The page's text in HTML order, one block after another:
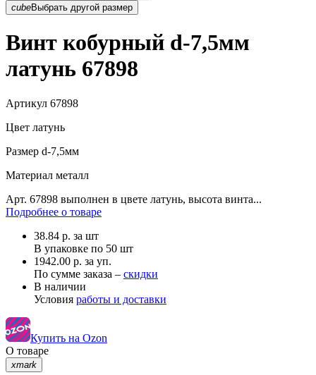
cubeВыбрать другой размер
Винт кобурный d-7,5мм
латунь 67898
Артикул 67898
Цвет латунь
Размер d-7,5мм
Материал металл
Арт. 67898 выполнен в цвете латунь, высота винта...
Подробнее о товаре
38.84 р. за шт
В упаковке по 50 шт
1942.00 р. за уп.
По сумме заказа – скидки
В наличии
Условия работы и доставки
Купить на Ozon
О товаре
xmark